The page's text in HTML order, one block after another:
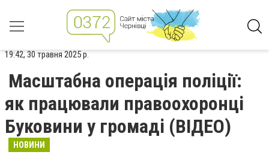
19:42, 30 травня 2025 р.
Масштабна операція поліції:
як працювали правоохоронці
Буковини у громаді (ВІДЕО)
НОВИНИ